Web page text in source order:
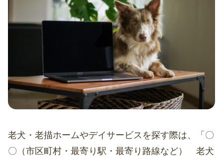
老犬・老描ホームやデイサービスを探す際は、「〇
〇（市区町村・最寄り駅・最寄り路線など） 老犬